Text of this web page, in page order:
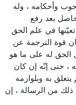
وأحكامه ، وله
بعد رفع
في علم الحق
قوة الترجمة عن
الحق له على ما هو
، حتى إنّه إن كان
به وبلوازمه
ذلك من الرسالة ، إن